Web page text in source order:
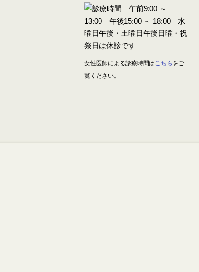
女性医師による診療時間はこちら をご
覧ください。